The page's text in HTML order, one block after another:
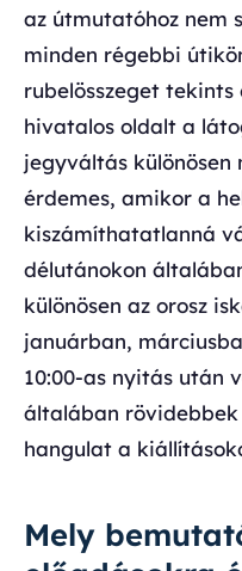
az útmutatóhoz nem
minden régebbi
rubelösszeget
hivatalos oldalt a
jegyváltás különösen
érdemes, amikor a
kiszámíthatatlanná
délutánokon
különösen az orosz
januárban,
10:00-as nyitás után
általában
hangulat a
Mely